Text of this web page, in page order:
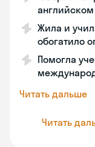
Жила и
обогатило
Помогла
Читать дальше
Читать